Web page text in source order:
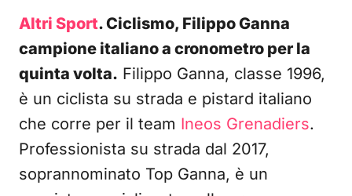
Altri Sport. Ciclismo, Filippo Ganna
campione italiano a cronometro per la
quinta volta. Filippo Ganna, classe 1996,
è un ciclista su strada e pistard italiano
che corre per il team Ineos Grenadiers.
Professionista su strada dal 2017,
soprannominato Top Ganna, è un